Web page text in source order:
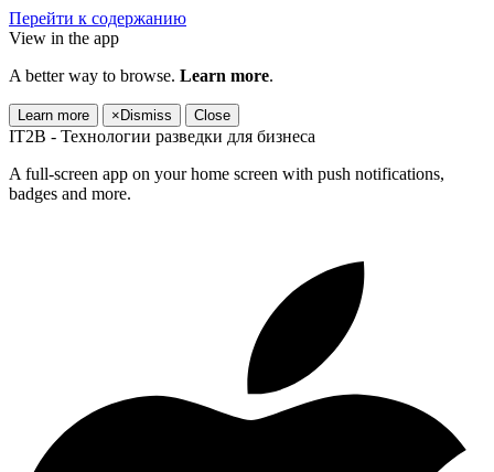
Перейти к содержанию
View in the app
A better way to browse. Learn more.
Learn more × Dismiss Close
IT2B - Технологии разведки для бизнеса
A full-screen app on your home screen with push notifications,
badges and more.